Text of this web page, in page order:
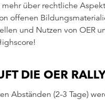
mehr über rechtliche
offenen
und Nutzen von OER
DIE OER
Abständen (2-3 Tage)